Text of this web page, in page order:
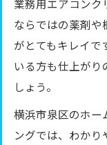
業務用エアコンク
ならではの薬剤や
がとてもキレイで
いる方も仕上がり
しょう。
横浜市泉区のホー
ングでは、わかり